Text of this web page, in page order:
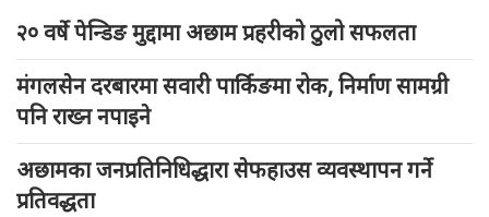
२० वर्षे पेन्डिङ मुद्दामा अछाम प्रहरीको ठुलो सफलता
मंगलसेन दरबारमा सवारी पार्किङमा रोक, निर्माण सामग्री
पनि राख्न नपाइने
अछामका जनप्रतिनिधिद्धारा सेफहाउस व्यवस्थापन गर्ने
प्रतिवद्धता